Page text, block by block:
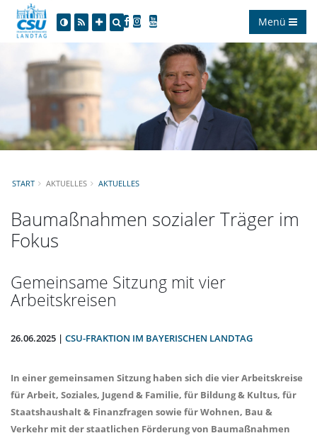
Menü
START AKTUELLES AKTUELLES
Baumaßnahmen sozialer Träger im
Fokus
Gemeinsame Sitzung mit vier
Arbeitskreisen
26.06.2025 | CSU-FRAKTION IM BAYERISCHEN LANDTAG
In einer gemeinsamen Sitzung haben sich die vier Arbeitskreise
für Arbeit, Soziales, Jugend & Familie, für Bildung & Kultus, für
Staatshaushalt & Finanzfragen sowie für Wohnen, Bau &
Verkehr mit der staatlichen Förderung von Baumaßnahmen